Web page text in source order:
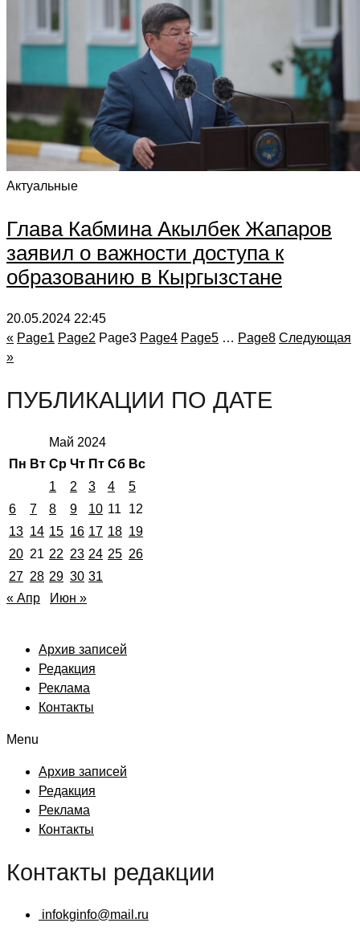
Актуальные
Глава Кабмина Акылбек Жапаров
заявил о важности доступа к
образованию в Кыргызстане
20.05.2024 22:45
« Page1 Page2 Page3 Page4 Page5 … Page8 Следующая
»
ПУБЛИКАЦИИ ПО ДАТЕ
Май 2024
Пн Вт Ср Чт Пт Сб Вс
1
2 3 4
5
6
7 8 9 10 11
12
13 14 15 16 17 18 19
20 21 22 23 24 25 26
27 28 29 30 31
« Апр
Июн »
Архив записей
Редакция
Реклама
Контакты
Menu
Архив записей
Редакция
Реклама
Контакты
Контакты редакции
infokginfo@mail.ru